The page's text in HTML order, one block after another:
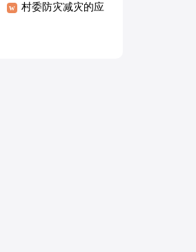
案
村委防灾减灾的应